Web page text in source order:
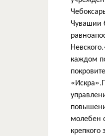
Чувашии
каждом
молебен